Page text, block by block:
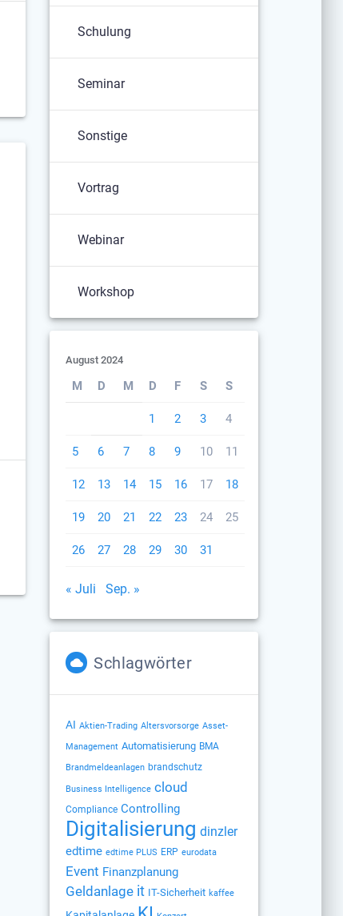
Schulung
Seminar
Sonstige
Vortrag
Webinar
Workshop
August 2024
M D M D F S S
1 2 3 4
5 6 7 8 9 10 11
12 13 14 15 16 17 18
19 20 21 22 23 24 25
26 27 28 29 30 31
« Juli Sep. »
Schlagwörter
AI Aktien-Trading Altersvorsorge Asset-
Management Automatisierung BMA
Brandmeldeanlagen brandschutz
Business Intelligence cloud
Compliance Controlling
Digitalisierung dinzler
edtime edtime PLUS ERP eurodata
Event Finanzplanung
Geldanlage it IT-Sicherheit kaffee